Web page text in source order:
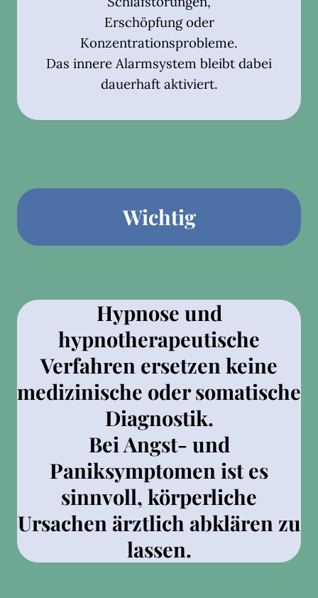
Erschöpfung oder
Konzentrationsprobleme.
Das innere Alarmsystem bleibt dabei
dauerhaft aktiviert.
Wichtig
Hypnose und
hypnotherapeutische
Verfahren ersetzen keine
medizinische oder somatische
Diagnostik.
Bei Angst- und
Paniksymptomen ist es
sinnvoll, körperliche
Ursachen ärztlich abklären zu
lassen.